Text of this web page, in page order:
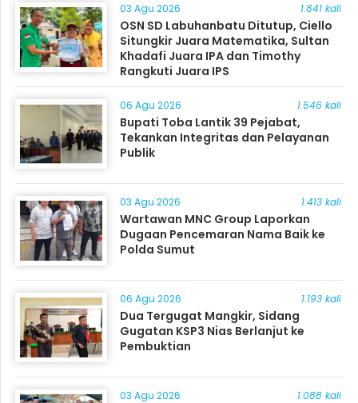
03 Agu 2026 1.841 kali
OSN SD Labuhanbatu Ditutup, Ciello
Situngkir Juara Matematika, Sultan
Khadafi Juara IPA dan Timothy
Rangkuti Juara IPS
06 Agu 2026 1.546 kali
Bupati Toba Lantik 39 Pejabat,
Tekankan Integritas dan Pelayanan
Publik
03 Agu 2026 1.413 kali
Wartawan MNC Group Laporkan
Dugaan Pencemaran Nama Baik ke
Polda Sumut
06 Agu 2026 1.193 kali
Dua Tergugat Mangkir, Sidang
Gugatan KSP3 Nias Berlanjut ke
Pembuktian
03 Agu 2026 1.088 kali